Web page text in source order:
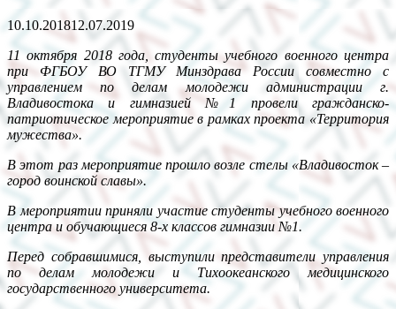
10.10.201812.07.2019
11 октября 2018 года, студенты учебного военного центра
при ФГБОУ ВО ТГМУ Минздрава России совместно с
управлением по делам молодежи администрации г.
Владивостока и гимназией №1 провели гражданско-
патриотическое мероприятие в рамках проекта «Территория
мужества».
В этот раз мероприятие прошло возле стелы «Владивосток –
город воинской славы».
В мероприятии приняли участие студенты учебного военного
центра и обучающиеся 8-х классов гимназии №1.
Перед собравшимися, выступили представители управления
по делам молодежи и Тихоокеанского медицинского
государственного университета.